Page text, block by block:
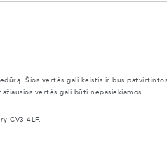
Šios vertės gali keistis ir bus
vertės gali būti nepasiekiamos.
CV3 4LF.